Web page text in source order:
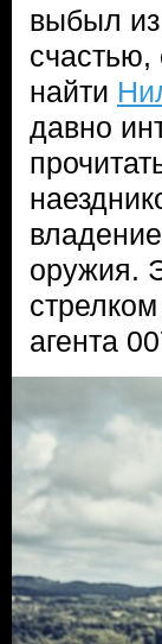
выбыл
счастью,
найти
давно
оружия.
агента